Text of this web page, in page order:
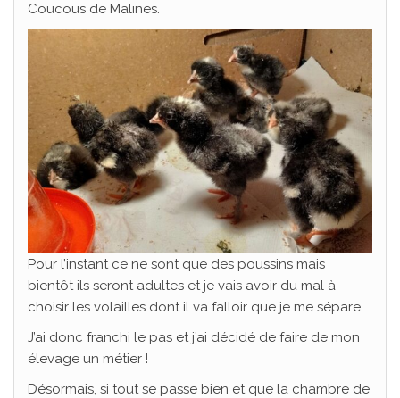
Coucous de Malines.
Pour l’instant ce ne sont que des poussins mais
bientôt ils seront adultes et je vais avoir du mal à
choisir les volailles dont il va falloir que je me sépare.
J’ai donc franchi le pas et j’ai décidé de faire de mon
élevage un métier !
Désormais, si tout se passe bien et que la chambre de